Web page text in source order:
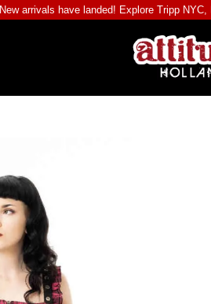
New arrivals have landed! Explore Tripp NYC,